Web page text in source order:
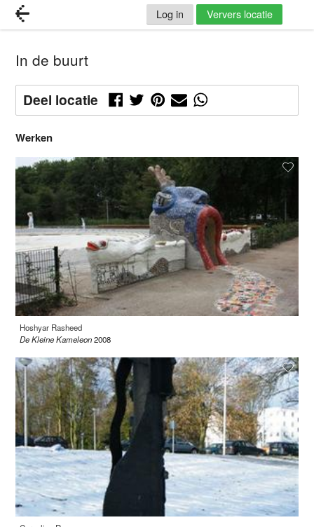
Log in Ververs locatie
In de buurt
Deel locatie
Werken
Hoshyar Rasheed
De Kleine Kameleon2008